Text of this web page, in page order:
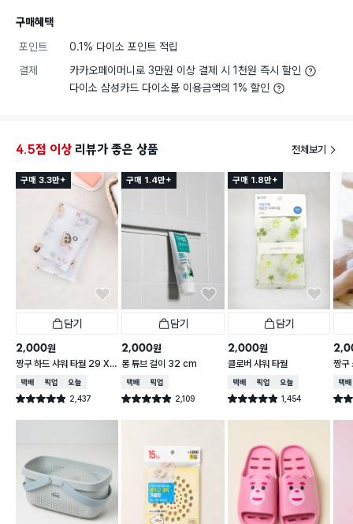
구매혜택
포인트
0.1% 다이소 포인트 적립
결제
카카오페이머니로 3만원 이상 결제 시 1천원 즉시 할인
다이소 삼성카드 다이소몰 이용금액의 1% 할인
4.5점 이상 리뷰가 좋은 상품 전체보기
구매 3.3만+
담기
2,000원
짱구 하드 샤워 타월 29 X
95 cm
택배배송매장픽업오늘배송
별점 4.9점 2,437
건 작성
구매 1.4만+
담기
2,000원
롱 튜브 걸이 32 cm
택배배송매장픽업
별점 4.9점 2,109
건 작성
구매 1.8만+
담기
2,000원
클로버 샤워 타월
택배배송매장픽업오늘배송
별점 4.9점 1,454
건 작성
짱구
X
택배
별점